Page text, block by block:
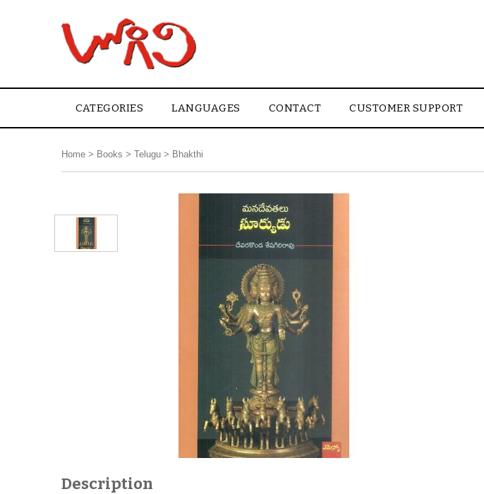
CATEGORIES LANGUAGES CONTACT CUSTOMER SUPPORT
Home > Books > Telugu > Bhakthi
Description